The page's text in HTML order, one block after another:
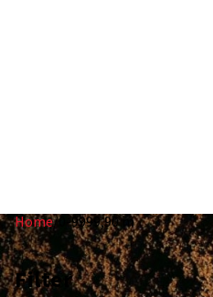
Home/0-9999,90 m
Filter